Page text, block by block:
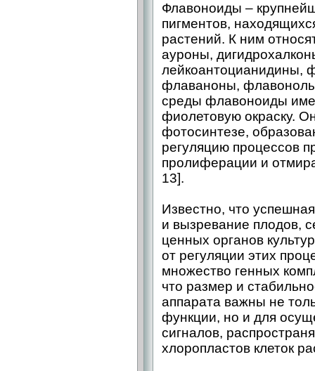
Флавоноиды –
пигментов,
растений. К ним
ауроны,
лейкоантоцианидины,
флаваноны,
среды флавоноиды
фиолетовую окраску.
фотосинтезе,
регуляцию процессов
пролиферации и
13].
Известно, что
и вызревание плодов,
ценных органов
от регуляции этих
множество генных
что размер и
аппарата важны не
функции, но и для
сигналов,
хлоропластов клеток